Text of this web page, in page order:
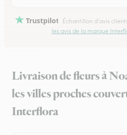
Trustpilot Échantillon d'avis
les avis de la marque
Livraison de fleurs à
les villes proches
Interflora